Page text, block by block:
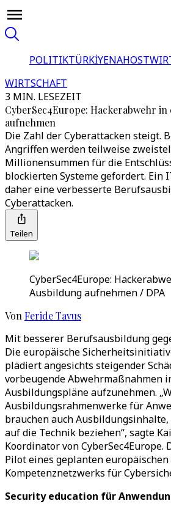
POLITIKTÜRKİYENAHOST
WIRTSCHAFT
3 MIN. LESEZEIT
CyberSec4Europe: Hackerabwehr in
aufnehmen
Die Zahl der Cyberattacken steigt.
Angriffen werden teilweise
Millionensummen für die
blockierten Systeme gefordert. Ein
daher eine verbesserte
Cyberattacken.
Teilen
CyberSec4Europe:
Ausbildung aufnehmen / DPA
Von Feride Tavus
Mit besserer Berufsausbildung
Die europäische
plädiert angesichts steigender
vorbeugende Abwehrmaßnahmen
Ausbildungspläne aufzunehmen.
Ausbildungsrahmenwerke für
brauchen auch
auf die Technik beziehen“, sagte
Koordinator von
Pilot eines geplanten europäischen
Kompetenznetzwerks für
Security education für